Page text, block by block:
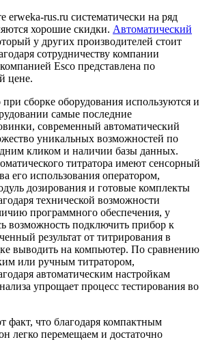
erweka-rus.ru систематически на ряд
хорошие скидки. Автоматический
у других производителей стоит
сотрудничеству компании
Esco представлена по
цене.
при сборке оборудования используются и
самые последние
современный автоматический
уникальных возможностей по
кликом и наличии базы данных.
титратора имеют сенсорный
его использования оператором,
дозирования и готовые комплекты
технической возможности
программного обеспечения, у
возможность подключить прибор к
результат от титрирования в
выводить на компьютер. По сравнению
или ручным титратором,
автоматическим настройкам
упрощает процесс тестирования во
факт, что благодаря компактным
легко перемещаем и достаточно